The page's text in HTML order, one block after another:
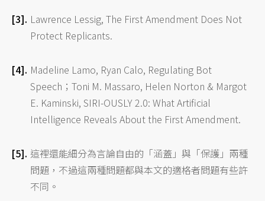
Lawrence Lessig, The First Amendment Does Not
Protect Replicants.
Madeline Lamo, Ryan Calo, Regulating Bot
Speech；​​​​​​Toni M. Massaro, Helen Norton & Margot
E. Kaminski, SIRI-OUSLY 2.0: What Artificial
Intelligence Reveals About the First Amendment.
這裡還能細分為言論自由的「涵蓋」與「保護」兩種
問題，不過這兩種問題都與本文的適格者問題有些許
不同。